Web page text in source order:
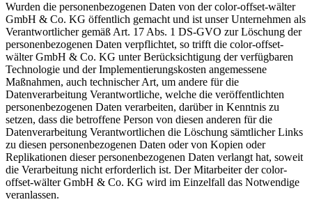
Wurden die personenbezogenen Daten von der color-offset-wälter
GmbH & Co. KG öffentlich gemacht und ist unser Unternehmen als
Verantwortlicher gemäß Art. 17 Abs. 1 DS-GVO zur Löschung der
personenbezogenen Daten verpflichtet, so trifft die color-offset-
wälter GmbH & Co. KG unter Berücksichtigung der verfügbaren
Technologie und der Implementierungskosten angemessene
Maßnahmen, auch technischer Art, um andere für die
Datenverarbeitung Verantwortliche, welche die veröffentlichten
personenbezogenen Daten verarbeiten, darüber in Kenntnis zu
setzen, dass die betroffene Person von diesen anderen für die
Datenverarbeitung Verantwortlichen die Löschung sämtlicher Links
zu diesen personenbezogenen Daten oder von Kopien oder
Replikationen dieser personenbezogenen Daten verlangt hat, soweit
die Verarbeitung nicht erforderlich ist. Der Mitarbeiter der color-
offset-wälter GmbH & Co. KG wird im Einzelfall das Notwendige
veranlassen.